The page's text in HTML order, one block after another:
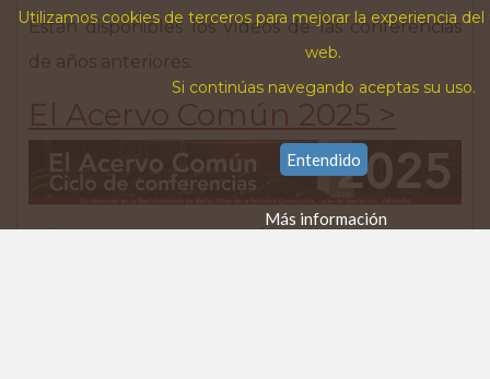
Utilizamos cookies de terceros para mejorar la experiencia
web.
Si continúas navegando aceptas su uso.
Entendido
Más información
Están disponibles los vídeos de las conferencias
de años anteriores:
El Acervo Común 2025 >
El Acervo Común 2024 >